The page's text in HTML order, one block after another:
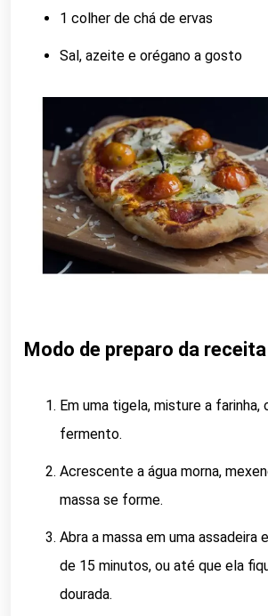
1 colher de chá de ervas
Sal, azeite e orégano a gosto
Modo de preparo da receita
Em uma tigela, misture a farinha,
fermento.
Acrescente a água morna,
massa se forme.
Abra a massa em uma assadeira
de 15 minutos, ou até que ela
dourada.